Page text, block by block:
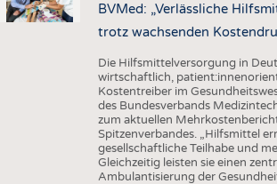
BVMed: „Verlässliche
trotz wachsenden
Die Hilfsmittelversorgung in
wirtschaftlich,
Kostentreiber im
des Bundesverbands
zum aktuellen
Spitzenverbandes. „Hilfsmittel
gesellschaftliche Teilhabe und
Gleichzeitig leisten sie einen
Ambulantisierung der